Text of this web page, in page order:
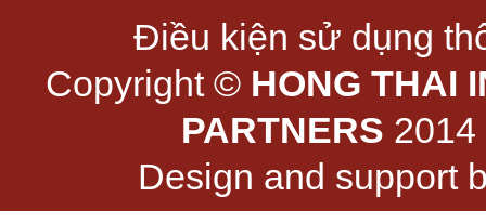
Điều kiện sử dụng
Copyright © HONG THAI
PARTNERS 2014
Design and support